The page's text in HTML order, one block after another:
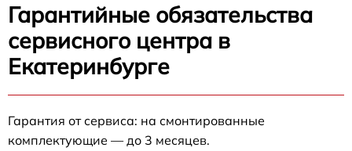
Гарантийные обязательства
сервисного центра в
Екатеринбурге
Гарантия от сервиса: на смонтированные
комплектующие — до 3 месяцев.